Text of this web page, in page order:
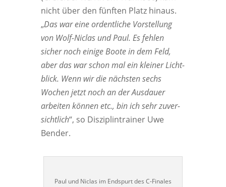
nicht über den fünf­ten Platz hin­aus.
„Das war eine ordent­li­che Vor­stel­lung
von Wolf-Nic­las und Paul. Es feh­len
sicher noch eini­ge Boo­te in dem Feld,
aber das war schon mal ein klei­ner Licht­
blick. Wenn wir die nächs­ten sechs
Wochen jetzt noch an der Aus­dau­er
arbei­ten kön­nen etc., bin ich sehr zuver­
sicht­lich“, so Dis­zi­plin­trai­ner Uwe
Bender.
Paul und Nic­las im End­spurt des C‑Finales